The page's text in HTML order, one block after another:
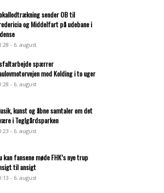
sender OB til
og Middelfart på udebane i
- 6. august
spærrer
mod Kolding i to uger
- 6. august
kunst og åbne samtaler om det
i Teglgårdsparken
- 6. august
kan fansene møde FHK’s nye trup
til ansigt
- 6. august